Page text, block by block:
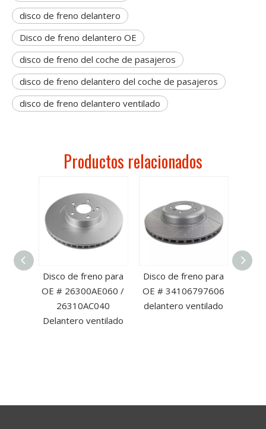
disco de freno delantero
Disco de freno delantero OE
disco de freno del coche de pasajeros
disco de freno delantero del coche de pasajeros
disco de freno delantero ventilado
Productos relacionados
Disco de freno para
OE # 26300AE060 /
26310AC040
Delantero ventilado
Disco de freno para
OE # 34106797606
delantero ventilado